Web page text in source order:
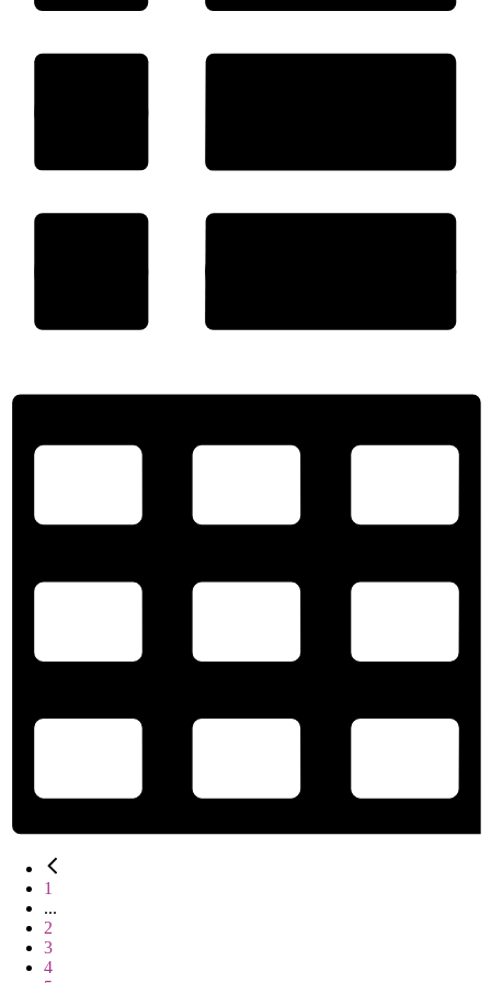
1
...
2
3
4